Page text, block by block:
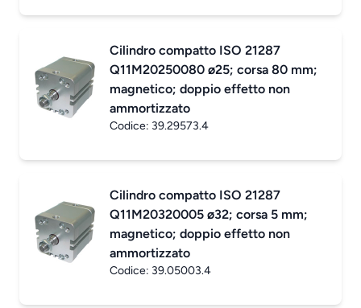
Cilindro compatto ISO 21287
Q11M20250080 ø25; corsa 80 mm;
magnetico; doppio effetto non
ammortizzato
Codice: 39.29573.4
Cilindro compatto ISO 21287
Q11M20320005 ø32; corsa 5 mm;
magnetico; doppio effetto non
ammortizzato
Codice: 39.05003.4